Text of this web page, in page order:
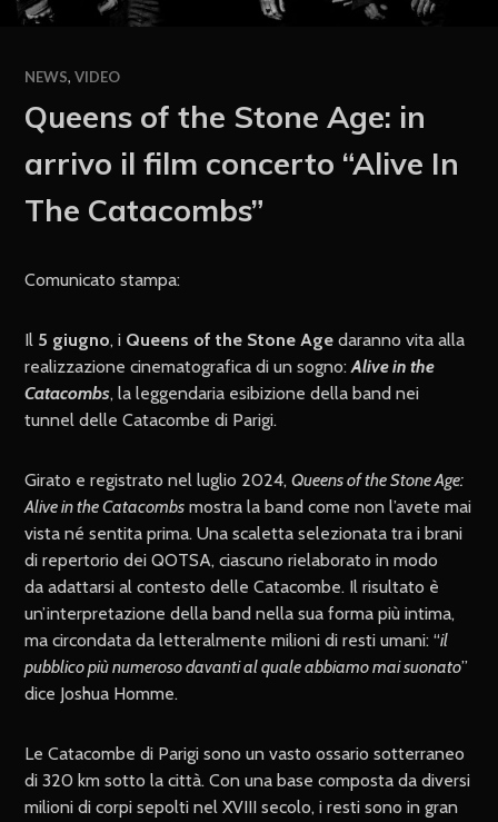
NEWS,VIDEO
Queens of the Stone Age: in
arrivo il film concerto “Alive In
The Catacombs”
Comunicato stampa:
Il 5 giugno, i Queens of the Stone Age daranno vita alla
realizzazione cinematografica di un sogno:Alive in the
Catacombs, la leggendaria esibizione della band nei
tunnel delle Catacombe di Parigi.
Girato e registrato nel luglio 2024,Queens of the Stone Age:
Alive in the Catacombs mostra la band come non l’avete mai
vista né sentita prima. Una scaletta selezionata tra i brani
di repertorio dei QOTSA, ciascuno rielaborato in modo
da adattarsi al contesto delle Catacombe. Il risultato è
un’interpretazione della band nella sua forma più intima,
ma circondata da letteralmente milioni di resti umani: “il
pubblico più numeroso davanti al quale abbiamo mai suonato”
dice Joshua Homme.
Le Catacombe di Parigi sono un vasto ossario sotterraneo
di 320 km sotto la città. Con una base composta da diversi
milioni di corpi sepolti nel XVIII secolo, i resti sono in gran